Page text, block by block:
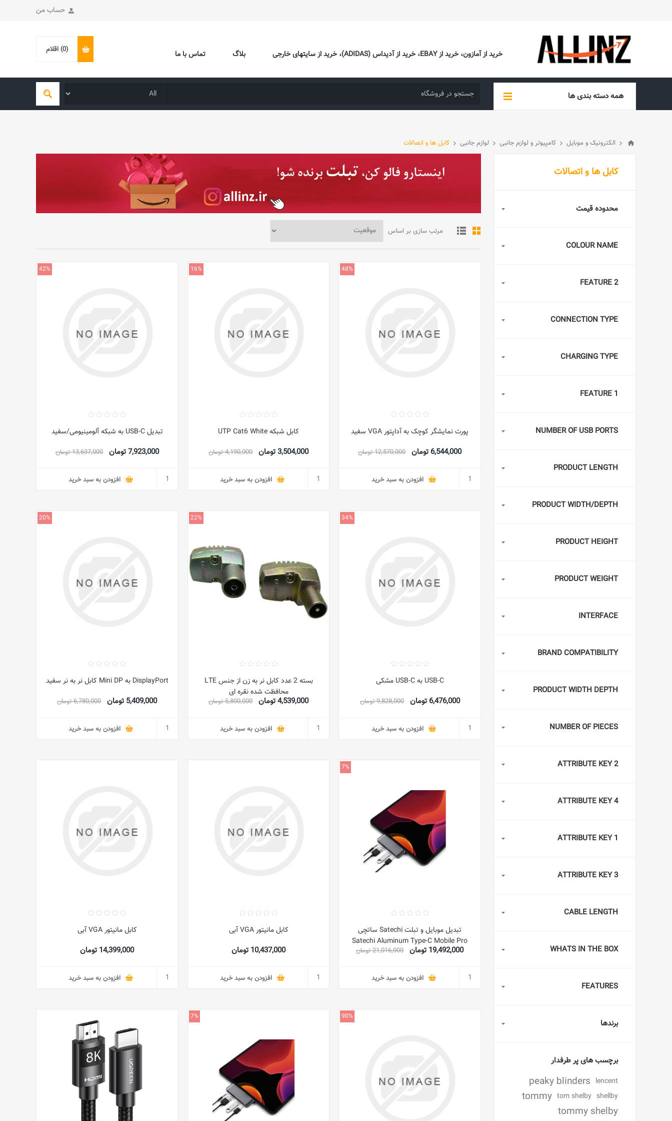
حساب من
خرید از آمازون، خرید از EBAY، خرید از آدیداس (ADIDAS)، خرید از سایتهای خارجی بلاگ تماس با ما (0) اقلام
همه دسته بندی ها
الکترونیک و موبایل کامپیوتر و لوازم جانبی لوازم جانبی کابل ها و اتصالات
مرتب سازی بر اساس
48%
پورت نمایشگر کوچک به آداپتور VGA سفید
6,544,000 تومان 12,570,000 تومان
افزودن به سبد خرید
16%
کابل شبکه UTP Cat6 White
3,504,000 تومان 4,190,000 تومان
افزودن به سبد خرید
42%
تبدیل USB-C به شبکه آلومینیومی/سفید
7,923,000 تومان 13,637,000 تومان
افزودن به سبد خرید
34%
USB-C به USB-C مشکی
6,476,000 تومان 9,828,000 تومان
افزودن به سبد خرید
22%
بسته 2 عدد کابل نر به زن از جنس LTE
محافظت شده نقره ای
4,539,000 تومان 5,800,000 تومان
افزودن به سبد خرید
20%
DisplayPort به Mini DP کابل نر به نر سفید
5,409,000 تومان 6,780,000 تومان
افزودن به سبد خرید
7%
تبدیل موبایل و تبلت Satechi ساتچی
Satechi Aluminum Type-C Mobile Pro
Hub Adapter with USB-C PD Charging,
Jack – Compatible with iPad Mini 6
19,492,000 تومان 21,016,000 تومان
افزودن به سبد خرید
کابل مانیتور VGA آبی
10,437,000 تومان
افزودن به سبد خرید
کابل مانیتور VGA آبی
14,399,000 تومان
افزودن به سبد خرید
90%
7%
کابل ها و اتصالات
محدوده قیمت
COLOUR NAME
FEATURE 2
CONNECTION TYPE
CHARGING TYPE
FEATURE 1
NUMBER OF USB PORTS
PRODUCT LENGTH
PRODUCT WIDTH/DEPTH
PRODUCT HEIGHT
PRODUCT WEIGHT
INTERFACE
BRAND COMPATIBILITY
PRODUCT WIDTH DEPTH
NUMBER OF PIECES
ATTRIBUTE KEY 2
ATTRIBUTE KEY 4
ATTRIBUTE KEY 1
ATTRIBUTE KEY 3
CABLE LENGTH
WHATS IN THE BOX
FEATURES
برندها
برچسب های پر طرفدار
lencent
peaky blinders
shellby
tom shelby
tommy
tommy shelby